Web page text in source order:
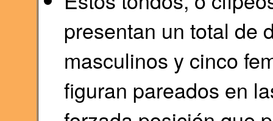
presentan un total de
masculinos y cinco
figuran pareados en